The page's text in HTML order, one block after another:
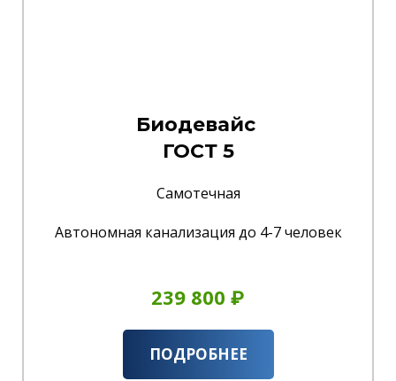
Биодевайс
ГОСТ 5
Самотечная
Автономная канализация до 4-7 человек
239 800 ₽
ПОДРОБНЕЕ